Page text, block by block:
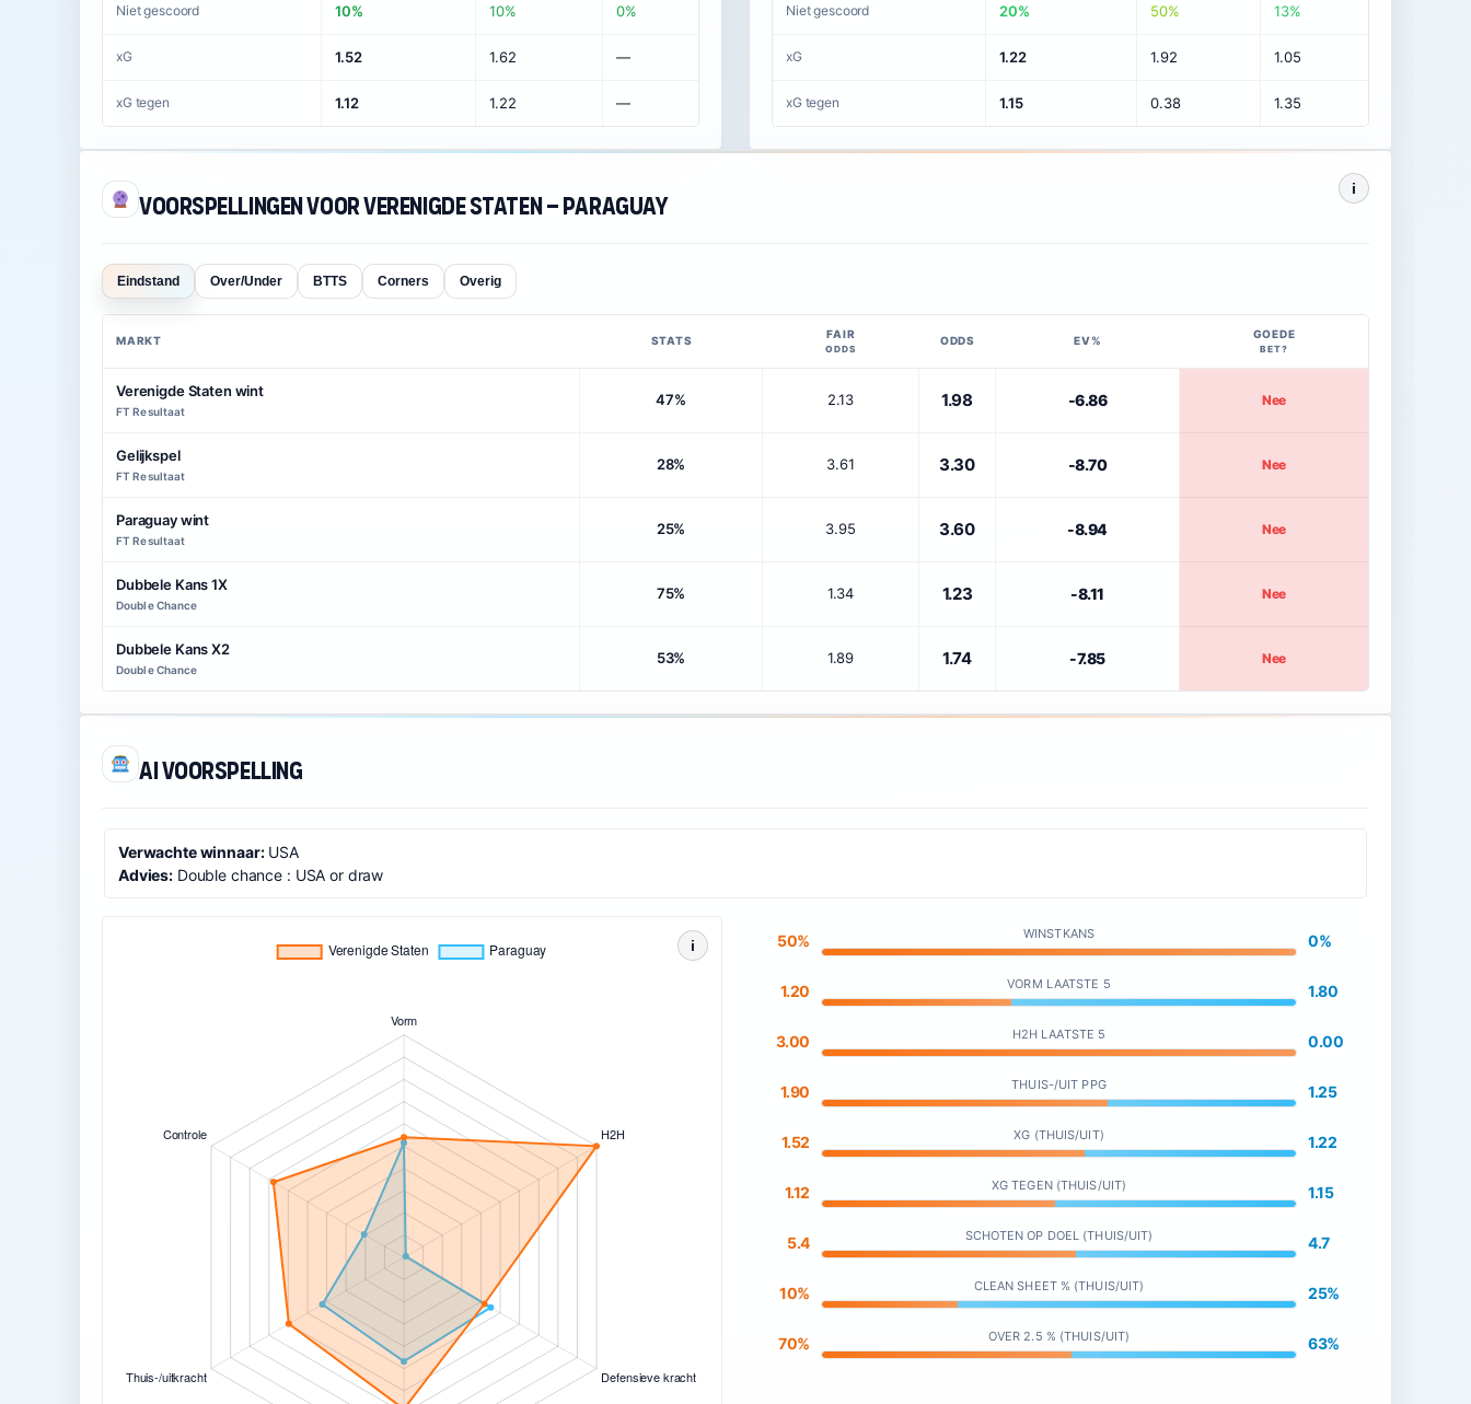
Niet gescoord 10% 10% 0%
xG 1.52 1.62 —
xG tegen 1.12 1.22 —
Niet gescoord 20% 50% 13%
xG 1.22 1.92 1.05
xG tegen 1.15 0.38 1.35
Voorspellingen voor Verenigde Staten – Paraguay
i
Eindstand Over/Under BTTS Corners Overig
MARKT STATS FAIR
ODDS
ODDS EV% GOEDE
BET?
Verenigde Staten wint
FT Resultaat
47% 2.13 1.98 -6.86 Nee
Gelijkspel
FT Resultaat
28% 3.61 3.30 -8.70 Nee
Paraguay wint
FT Resultaat
25% 3.95 3.60 -8.94 Nee
Dubbele Kans 1X
Double Chance
75% 1.34 1.23 -8.11 Nee
Dubbele Kans X2
Double Chance
53% 1.89 1.74 -7.85 Nee
AI voorspelling
Verwachte winnaar:USA
Advies: Double chance : USA or draw
i 50% WINSTKANS 0%
1.20 VORM LAATSTE 5 1.80
3.00 H2H LAATSTE 5 0.00
1.90 THUIS-/UIT PPG 1.25
1.52 XG (THUIS/UIT) 1.22
1.12 XG TEGEN (THUIS/UIT) 1.15
5.4 SCHOTEN OP DOEL (THUIS/UIT) 4.7
10% CLEAN SHEET % (THUIS/UIT) 25%
70% OVER 2.5 % (THUIS/UIT) 63%